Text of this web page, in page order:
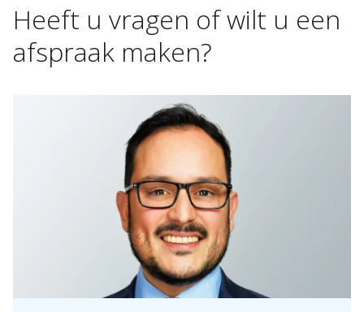
Heeft u vragen ofwilt u een
afspraak maken?